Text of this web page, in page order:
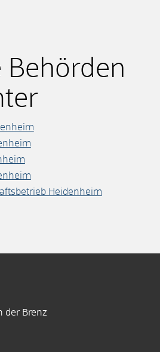
Behörden
Heidenheim
der Brenz